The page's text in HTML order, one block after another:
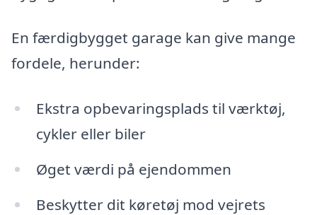
En færdigbygget garage kan give mange
fordele, herunder:
Ekstra opbevaringsplads til værktøj,
cykler eller biler
Øget værdi på ejendommen
Beskytter dit køretøj mod vejrets